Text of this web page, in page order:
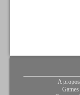
A propos
Games